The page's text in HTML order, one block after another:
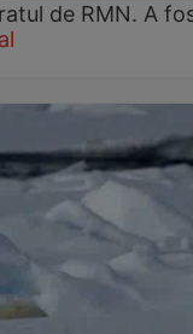
de RMN. A